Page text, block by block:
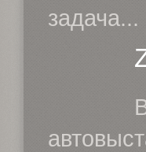
задача...